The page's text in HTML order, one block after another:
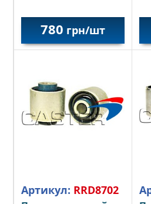
780 грн/шт
Артикул: RRD8702